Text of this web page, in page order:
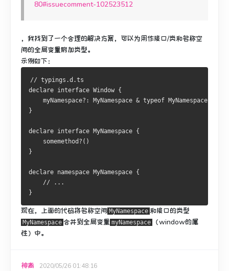
80#issuecomment-102523512
，我找到了一个合理的解决方案，可以为用作接口/类和名称空
间的全局变量附加类型。
示例如下：
// typings.d.ts
declare interface Window {
    myNamespace
?: MyNamespace & typeof MyNamespace
}
declare interface MyNamespace {
    somemethod
?()
}
declare namespace MyNamespace {
// ...
}
现在，上面的代码将名称空间 MyNamespace 和接口的类型
MyNamespace 合并到全局变量 myNamespace
（window的属
性）中。
神离 2020/05/26 01:48:16